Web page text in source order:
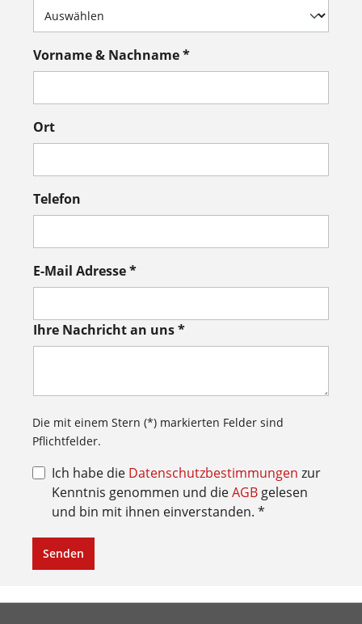
Vorname & Nachname *
Ort
Telefon
E-Mail Adresse *
Ihre Nachricht an uns *
Die mit einem Stern (*) markierten Felder sind
Pflichtfelder.
Ich habe die Datenschutzbestimmungen zur
Kenntnis genommen und dieAGB gelesen
und bin mit ihnen einverstanden. *
Senden